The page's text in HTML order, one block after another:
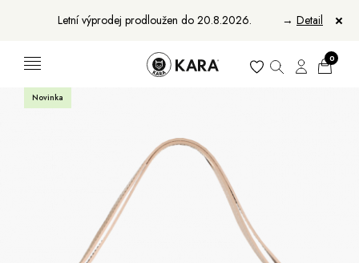
Letní výprodej prodloužen do 20.8.2026. → Detail
Bundy, kabáty a vesty
Aktovky, tašky a batohy
Peněženky
0
Novinka